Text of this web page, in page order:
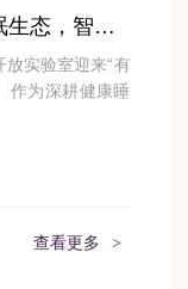
宜奥对话华为 | 以科技重塑睡眠生态，智启家居未来新章
实验室迎来“有
作为深耕健康睡
查看更多 >